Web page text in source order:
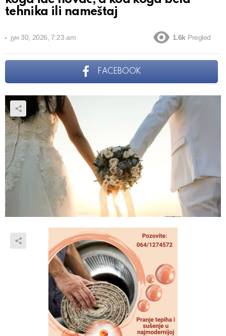
tehnika ili nameštaj
јун 30, 2026, 7:23 am 1.6k Pregled
FACEBOOK